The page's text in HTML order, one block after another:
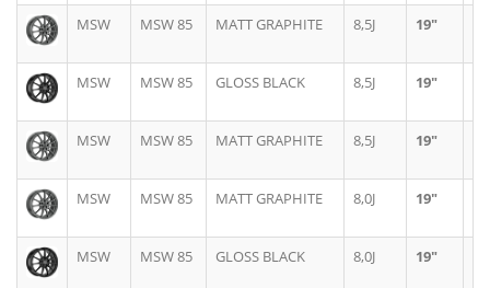
MSW MSW 85 MATT GRAPHITE 8,5J 19"
MSW MSW 85 GLOSS BLACK 8,5J 19"
MSW MSW 85 MATT GRAPHITE 8,5J 19"
MSW MSW 85 MATT GRAPHITE 8,0J 19"
MSW MSW 85 GLOSS BLACK 8,0J 19"